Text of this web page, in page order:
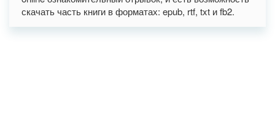
скачать часть книги в форматах: epub, rtf, txt и fb2.